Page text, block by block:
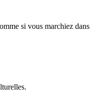
si vous marchiez